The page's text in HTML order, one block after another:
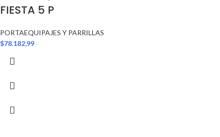
FIESTA 5 P
PORTAEQUIPAJES Y PARRILLAS
$78.182,99